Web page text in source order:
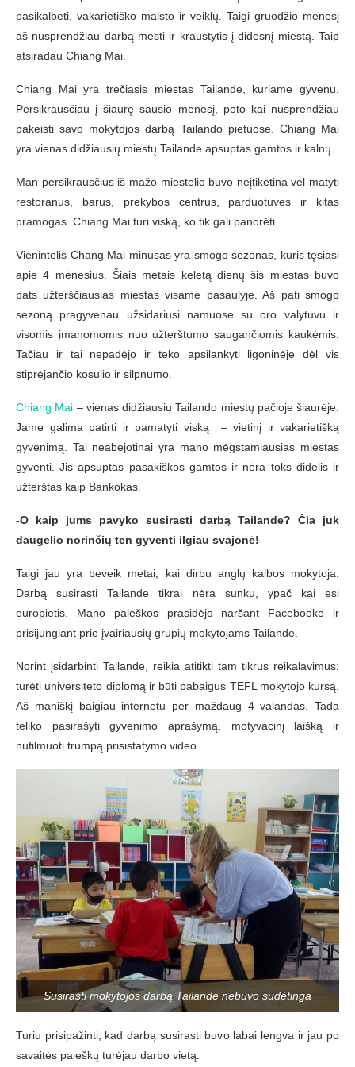
pasikalbėti, vakarietiško maisto ir veiklų. Taigi gruodžio mėnesį
aš nusprendžiau darbą mesti ir kraustytis į didesnį miestą. Taip
atsiradau Chiang Mai.
Chiang Mai yra trečiasis miestas Tailande, kuriame gyvenu.
Persikrausčiau į šiaurę sausio mėnesį, poto kai nusprendžiau
pakeisti savo mokytojos darbą Tailando pietuose. Chiang Mai
yra vienas didžiausių miestų Tailande apsuptas gamtos ir kalnų.
Man persikrausčius iš mažo miestelio buvo neįtikėtina vėl matyti
restoranus, barus, prekybos centrus, parduotuves ir kitas
pramogas. Chiang Mai turi viską, ko tik gali panorėti.
Vienintelis Chang Mai minusas yra smogo sezonas, kuris tęsiasi
apie 4 mėnesius. Šiais metais keletą dienų šis miestas buvo
pats užterščiausias miestas visame pasaulyje. Aš pati smogo
sezoną pragyvenau užsidariusi namuose su oro valytuvu ir
visomis įmanomomis nuo užterštumo saugančiomis kaukėmis.
Tačiau ir tai nepadėjo ir teko apsilankyti ligoninėje dėl vis
stiprėjančio kosulio ir silpnumo.
Chiang Mai – vienas didžiausių Tailando miestų pačioje šiaurėje.
Jame galima patirti ir pamatyti viską – vietinį ir vakarietišką
gyvenimą. Tai neabejotinai yra mano mėgstamiausias miestas
gyventi. Jis apsuptas pasakiškos gamtos ir nėra toks didelis ir
užterštas kaip Bankokas.
-O kaip jums pavyko susirasti darbą Tailande? Čia juk
daugelio norinčių ten gyventi ilgiau svajonė!
Taigi jau yra beveik metai, kai dirbu anglų kalbos mokytoja.
Darbą susirasti Tailande tikrai nėra sunku, ypač kai esi
europietis. Mano paieškos prasidėjo naršant Facebooke ir
prisijungiant prie įvairiausių grupių mokytojams Tailande.
Norint įsidarbinti Tailande, reikia atitikti tam tikrus reikalavimus:
turėti universiteto diplomą ir būti pabaigus TEFL mokytojo kursą.
Aš maniškį baigiau internetu per maždaug 4 valandas. Tada
teliko pasirašyti gyvenimo aprašymą, motyvacinį laišką ir
nufilmuoti trumpą prisistatymo video.
Susirasti mokytojos darbą Tailande nebuvo sudėtinga
Turiu prisipažinti, kad darbą susirasti buvo labai lengva ir jau po
savaitės paieškų turėjau darbo vietą.